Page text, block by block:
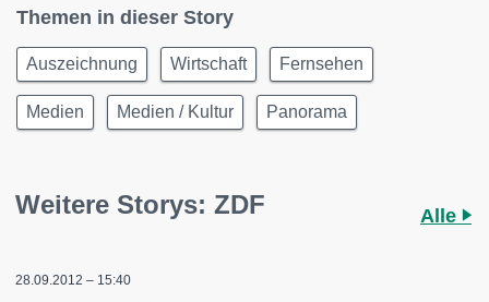
Themen in dieser Story
Auszeichnung Wirtschaft Fernsehen
Medien Medien / Kultur Panorama
Weitere Storys: ZDF Alle
28.09.2012 – 15:40